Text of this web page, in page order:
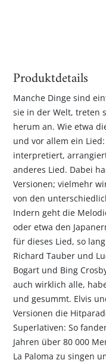
Produktdetails
Manche Dinge sind
sie in der Welt, treten
herum an. Wie etwa
und vor allem ein
interpretiert,
anderes Lied. Dabei
Versionen; vielmehr
von den
Indern geht die
oder etwa den
für dieses Lied, so
Richard Tauber und
Bogart und Bing
auch wirklich alle,
und gesummt. Elvis
Versionen die
Superlativen: So
Jahren über 80 000
La Paloma zu singen